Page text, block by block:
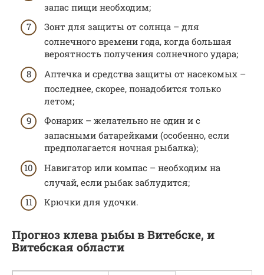
запас пищи необходим;
Зонт для защиты от солнца – для
солнечного времени года, когда большая
вероятность получения солнечного удара;
Аптечка и средства защиты от насекомых –
последнее, скорее, понадобится только
летом;
Фонарик – желательно не один и с
запасными батарейками (особенно, если
предполагается ночная рыбалка);
Навигатор или компас – необходим на
случай, если рыбак заблудится;
Крючки для удочки.
Прогноз клева рыбы в Витебске, и
Витебская области